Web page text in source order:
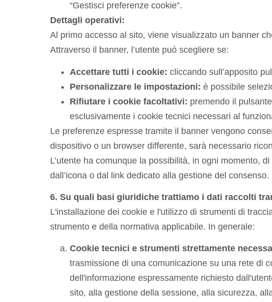
“Gestisci preferenze cookie”.
Dettagli operativi:
Al primo accesso al sito, viene visualizzato un banner
Attraverso il banner, l’utente può scegliere se:
Accettare tutti i cookie: cliccando sull’apposito
Personalizzare le impostazioni: è possibile
Rifiutare i cookie facoltativi: premendo il
esclusivamente i cookie tecnici necessari al
Le preferenze espresse tramite il banner vengono
dispositivo o un browser differente, sarà necessario
L’utente ha comunque la possibilità, in ogni momento,
dall’icona o dal link dedicato alla gestione del consenso.
6. Su quali basi giuridiche trattiamo i dati raccolti
L'installazione dei cookie e l'utilizzo di strumenti di
strumento e della normativa applicabile. In generale:
Cookie tecnici e strumenti strettamente
trasmissione di una comunicazione su una rete di
dell'informazione espressamente richiesto
sito, alla gestione della sessione, alla sicurezza,